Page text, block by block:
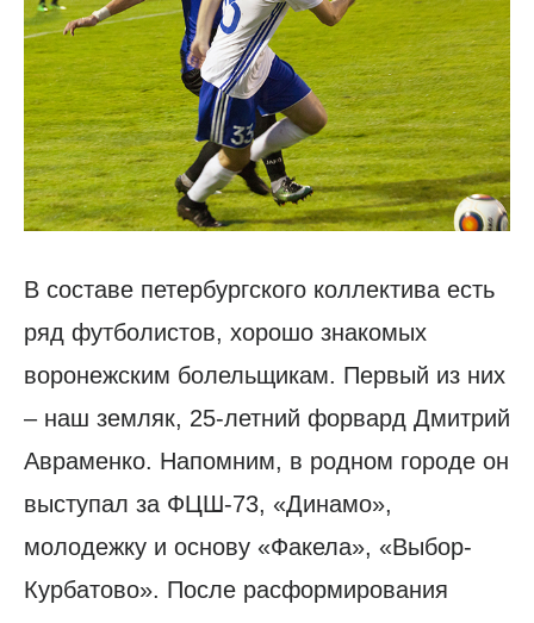
В составе петербургского коллектива есть
ряд футболистов, хорошо знакомых
воронежским болельщикам. Первый из них
– наш земляк, 25-летний форвард Дмитрий
Авраменко. Напомним, в родном городе он
выступал за ФЦШ-73, «Динамо»,
молодежку и основу «Факела», «Выбор-
Курбатово». После расформирования